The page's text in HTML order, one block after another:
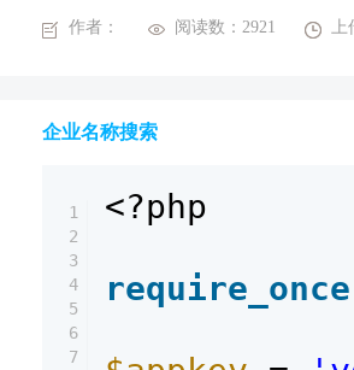
作者： 阅读数：2921 上
企业名称搜索
1
2
3
4
5
6
7
<?php
require_once